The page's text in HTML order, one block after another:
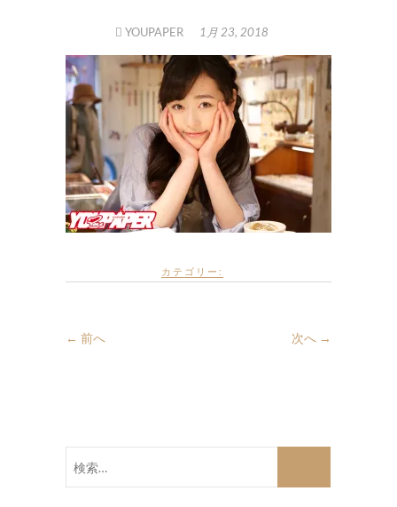
YOUPAPER 1月 23, 2018
カテゴリー:
← 前へ 次へ →